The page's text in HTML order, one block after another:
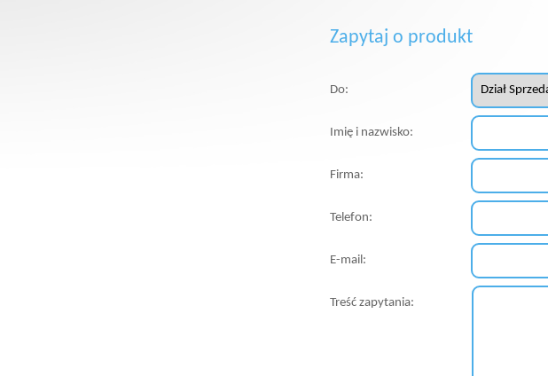
Zapytaj o produkt
Do:
Imię i nazwisko:
Firma:
Telefon:
E-mail:
Treść zapytania: